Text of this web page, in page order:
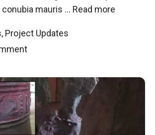
conubia mauris … Read more
, Project Updates